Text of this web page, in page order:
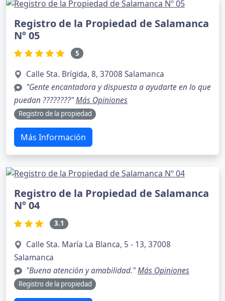
Registro de la Propiedad de Salamanca
Nº 05
5
Calle Sta. Brígida, 8, 37008 Salamanca
"Gente encantadora y dispuesta a ayudarte en lo que
puedan ????????"Más Opiniones
Registro de la propiedad
Más Información
Registro de la Propiedad de Salamanca
Nº 04
3.1
Calle Sta. María La Blanca, 5 - 13, 37008
Salamanca
"Buena atención y amabilidad."Más Opiniones
Registro de la propiedad